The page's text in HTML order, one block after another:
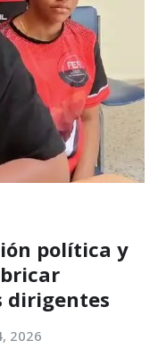
política y
dirigentes
2026